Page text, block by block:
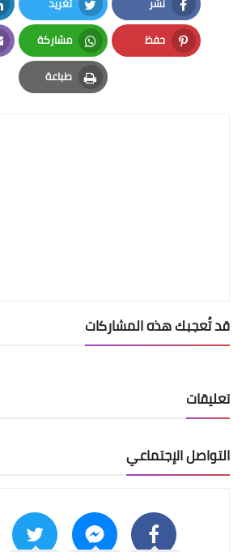
Facebook
Twitter
حفظ
Pinterest
مشاركة
Whatsapp
طباعة
Print
قد تُعجبك هذه المشاركات
تعليقات
التواصل الإجتماعي